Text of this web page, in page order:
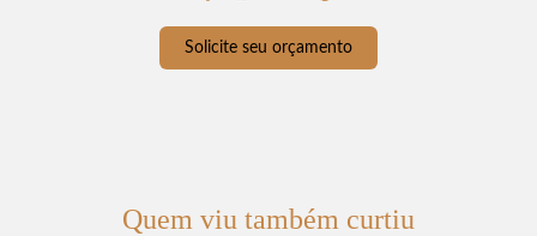
Solicite seu orçamento
Quem viu também curtiu